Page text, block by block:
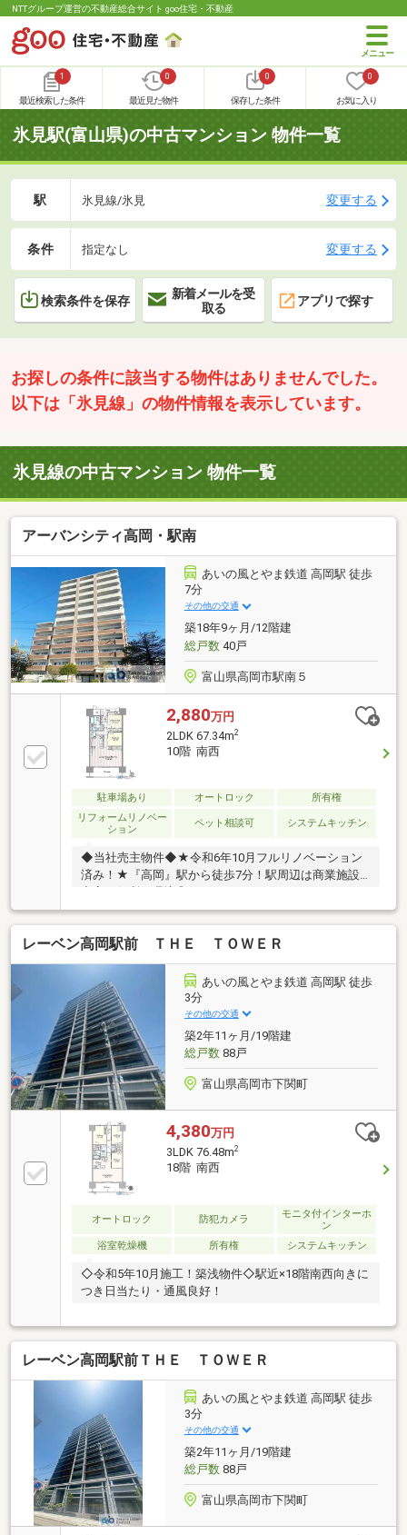
NTTグループ運営の不動産総合サイト goo住宅・不動産
1
最近検索した条件
0
最近見た物件
0
保存した条件
0
お気に入り
氷見駅(富山県)の中古マンション 物件一覧
駅 氷見線/氷見 変更する
条件 指定なし 変更する
検索条件を保存
新着メールを受
取る
アプリで探す
お探しの条件に該当する物件はありませんでした。
以下は「氷見線」の物件情報を表示しています。
氷見線の中古マンション 物件一覧
アーバンシティ高岡・駅南
あいの風とやま鉄道 高岡駅 徒歩
7分
その他の交通
築18年9ヶ月/12階建
総戸数40戸
富山県高岡市駅南５
2,880万円
2LDK 67.34m2
10階 南西
駐車場あり オートロック
所有権
リフォームリノベー
ション
ペット相談可 システムキッチン
◆当社売主物件◆★令和6年10月フルリノベーション
済み！★『高岡』駅から徒歩7分！駅周辺は商業施設
充実で便利な環境◎
レーベン高岡駅前 ＴＨＥ ＴＯＷＥＲ
あいの風とやま鉄道 高岡駅 徒歩
3分
その他の交通
築2年11ヶ月/19階建
総戸数88戸
富山県高岡市下関町
4,380万円
3LDK 76.48m2
18階 南西
オートロック 防犯カメラ
モニタ付インターホ
ン
浴室乾燥機
所有権 システムキッチン
◇令和5年10月施工！築浅物件◇駅近×18階南西向きに
つき日当たり・通風良好！
レーベン高岡駅前ＴＨＥ ＴＯＷＥＲ
あいの風とやま鉄道 高岡駅 徒歩
3分
その他の交通
築2年11ヶ月/19階建
総戸数88戸
富山県高岡市下関町